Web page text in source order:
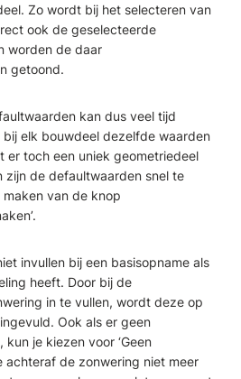
Zo wordt bij het selecteren van
ook de geselecteerde
worden de daar
getoond.
kan dus veel tijd
elk bouwdeel dezelfde waarden
er toch een uniek geometriedeel
zijn de defaultwaarden snel te
van de knop
invullen bij een basisopname als
heeft. Door bij de
in te vullen, wordt deze op
Ook als er geen
je kiezen voor ‘Geen
achteraf de zonwering niet meer